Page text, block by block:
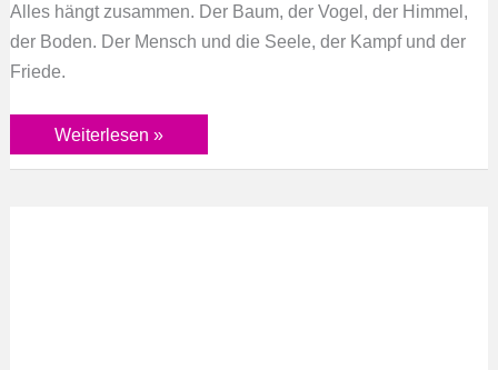
Alles hängt zusammen. Der Baum, der Vogel, der Himmel,
der Boden. Der Mensch und die Seele, der Kampf und der
Friede.
Weiterlesen »